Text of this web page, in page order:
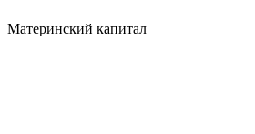
Материнский капитал